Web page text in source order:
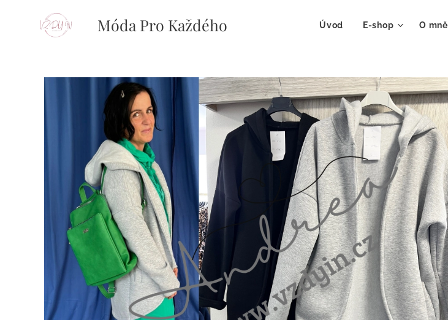
Móda Pro Každého Úvod E-shop O mně